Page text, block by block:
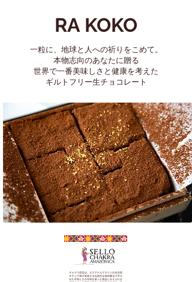
RA KOKO
一粒に、地球と人への祈りをこめて。
本物志向のあなたに贈る
​世界で一番美味しさと健康を考えた
ギルトフリー生チョコレート